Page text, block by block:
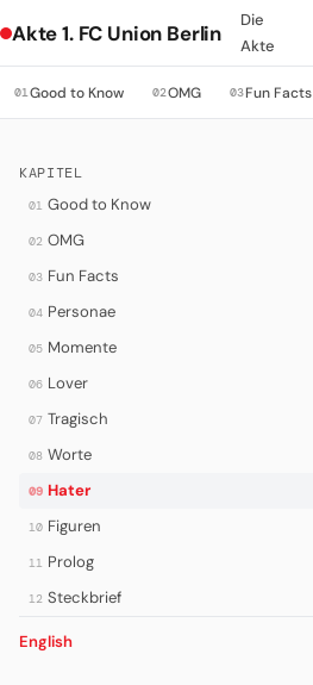
Akte 1. FC Union Berlin
Die
Akte
01Good to Know 02OMG 03Fun Facts
KAPITEL
01 Good to Know
02 OMG
03 Fun Facts
04 Personae
05 Momente
06 Lover
07 Tragisch
08 Worte
09 Hater
10 Figuren
11 Prolog
12 Steckbrief
English